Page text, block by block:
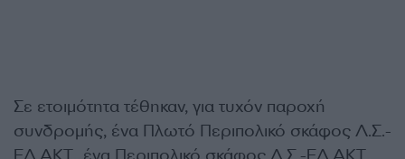
Σε ετοιμότητα τέθηκαν, για τυχόν παροχή
συνδρομής, ένα Πλωτό Περιπολικό σκάφος Λ.Σ.-